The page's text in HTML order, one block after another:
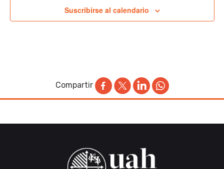
Suscribirse al calendario
Compartir